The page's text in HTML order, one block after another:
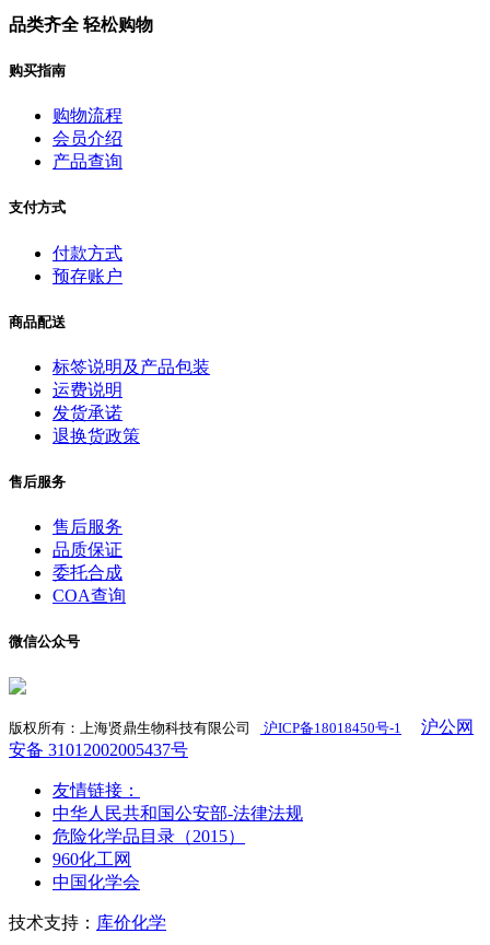
品类齐全 轻松购物
购买指南
购物流程
会员介绍
产品查询
支付方式
付款方式
预存账户
商品配送
标签说明及产品包装
运费说明
发货承诺
退换货政策
售后服务
售后服务
品质保证
委托合成
COA查询
微信公众号
版权所有：上海贤鼎生物科技有限公司 沪ICP备18018450号-1
沪公网
安备 31012002005437号
友情链接：
中华人民共和国公安部-法律法规
危险化学品目录（2015）
960化工网
中国化学会
技术支持： 库价化学